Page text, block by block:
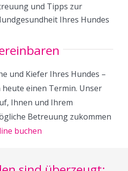
und Tipps zur
Ihres Hundes
und Kiefer Ihres Hundes –
einen Termin. Unser
Ihnen und Ihrem
Betreuung zukommen
buchen